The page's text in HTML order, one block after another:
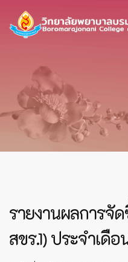
รายงานผลการจั
สขร.1) ประจำเดื